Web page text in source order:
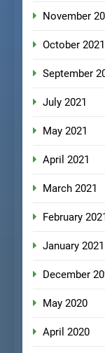
November
October 2021
September
July 2021
May 2021
April 2021
March 2021
February
January 2021
December
May 2020
April 2020